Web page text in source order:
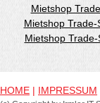
Mietshop
Mietshop
Mietshop
HOME | IMPRESSUM